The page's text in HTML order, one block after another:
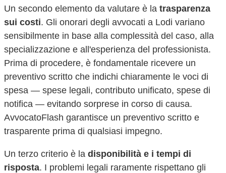
Un secondo elemento da valutare è la trasparenza
sui costi. Gli onorari degli avvocati a Lodi variano
sensibilmente in base alla complessità del caso, alla
specializzazione e all'esperienza del professionista.
Prima di procedere, è fondamentale ricevere un
preventivo scritto che indichi chiaramente le voci di
spesa — spese legali, contributo unificato, spese di
notifica — evitando sorprese in corso di causa.
AvvocatoFlash garantisce un preventivo scritto e
trasparente prima di qualsiasi impegno.
Un terzo criterio è la disponibilità e i tempi di
risposta. I problemi legali raramente rispettano gli